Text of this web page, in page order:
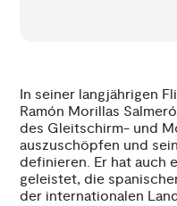
In seiner langjährigen
Ramón Morillas
des Gleitschirm- und
auszuschöpfen und
definieren. Er hat auch
geleistet, die
der internationalen